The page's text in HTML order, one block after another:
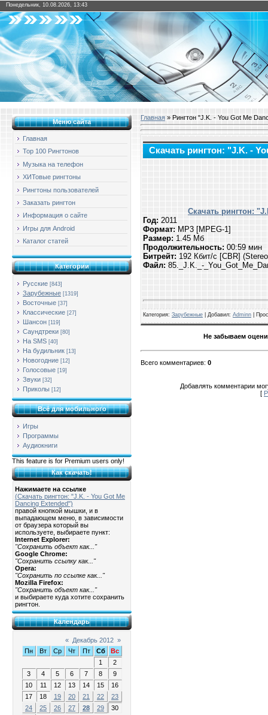
Понедельник, 10.08.2026, 13:43
Меню сайта
Главная
Top 100 Рингтонов
Музыка на телефон
ХИТовые рингтоны
Рингтоны пользователей
Заказать рингтон
Информация о сайте
Игры для Android
Каталог статей
Категории
Русские [843]
Зарубежные [1319]
Восточные [37]
Классические [27]
Шансон [119]
Саундтреки [80]
На SMS [40]
На будильник [13]
Новогодние [12]
Голосовые [19]
Звуки [32]
Приколы [12]
Всё для мобильного
Игры
Программы
Аудиокниги
This feature is for Premium users only!
Как скачать!
Нажимаете на ссылке
(Скачать рингтон: "J.K. - You Got Me
Dancing Extended")
правой кнопкой мышки, и в
выпадающем меню, в зависимости
от браузера который вы
используете, выбираете пункт:
Internet Explorer:
"Сохранить объект как..."
Google Chrome:
"Сохранить ссылку как..."
Opera:
"Сохранить по ссылке как..."
Mozilla Firefox:
"Сохранить объект как..."
и выбираете куда хотите сохранить
рингтон.
Календарь
« Декабрь 2012 »
Пн
Вт Ср Чт Пт Сб
Вс
1
2
3
4 5 6 7 8
9
10
11 12 13 14 15
16
17
18 19 20 21 22
23
24
25 26 27 28 29
30
Главная » Рингтон "J.K. - You Got Me
Скачать рингтон: "J.K. -
Скачать рингтон:
Год: 2011
Формат: MP3 [MPEG-1]
Размер: 1.45 Мб
Продолжительность: 00:59 мин
Битрейт: 192 Кбит/с [CBR]
Файл: 85._J.K._-
Категория: Зарубежные | Добавил: Adminn
Не забываем
Всего комментариев: 0
Добавлять комментарии
[